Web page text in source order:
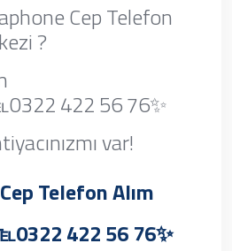
Cep Telefon
?
422 56 76✨
var!
Telefon Alım
422 56 76✨